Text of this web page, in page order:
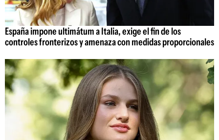
España impone ultimátum a Italia, exige el fin de los
controles fronterizos y amenaza con medidas proporcionales